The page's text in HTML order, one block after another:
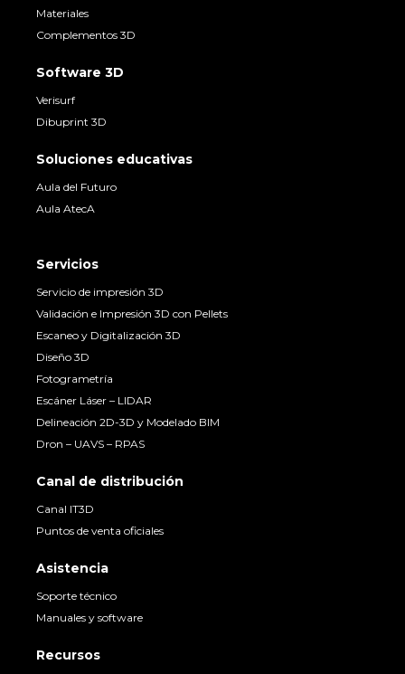
Materiales
Complementos 3D
Software 3D
Verisurf
Dibuprint 3D
Soluciones educativas
Aula del Futuro
Aula AtecA
Servicios
Servicio de impresión 3D
Validación e Impresión 3D con Pellets
Escaneo y Digitalización 3D
Diseño 3D
Fotogrametría
Escáner Láser – LIDAR
Delineación 2D-3D y Modelado BIM
Dron – UAVS – RPAS
Canal de distribución
Canal IT3D
Puntos de venta oficiales
Asistencia
Soporte técnico
Manuales y software
Recursos